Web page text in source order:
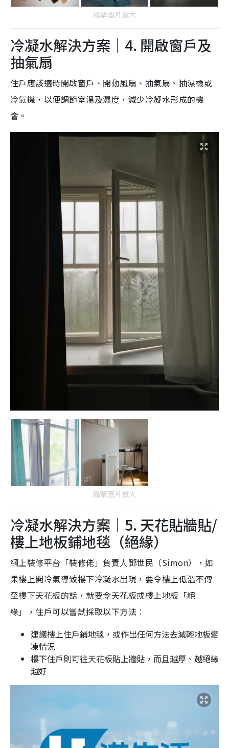
點擊圖片放大
冷凝水解決方案｜4. 開啟窗戶及
抽氣扇
住戶應該適時開啟窗戶、開動風扇、抽氣扇、抽濕機或
冷氣機，以便調節室溫及濕度，減少冷凝水形成的機
會。
點擊圖片放大
冷凝水解決方案｜5. 天花貼牆貼/
樓上地板鋪地毯（絕緣）
網上裝修平台「裝修佬」負責人鄧世民（Simon），如
果樓上開冷氣導致樓下冷凝水出現，要令樓上低溫不傳
至樓下天花板的話，就要令天花板或樓上地板「絕
緣」，住戶可以嘗試採取以下方法︰
建議樓上住戶鋪地毯，或作出任何方法去減輕地板變
凍情況
樓下住戶則可往天花板貼上牆貼，而且越厚、越絕緣
越好